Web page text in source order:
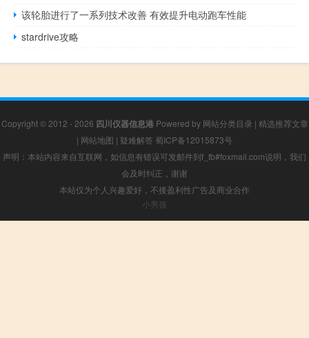
该轮胎进行了一系列技术改善 有效提升电动跑车性能
stardrive攻略
Copyright © 2012 - 2026 四川仪器信息港Powered by 网站分类目录 | 精选推荐文章
| 网站地图 | 疑难解答 蜀ICP备12015873号
声明：本站内容来自互联网，如信息有错误可发邮件到f_fb#foxmail.com说明，我们
会及时纠正，谢谢
本站仅为个人兴趣爱好，不接盈利性广告及商业合作
小男孩